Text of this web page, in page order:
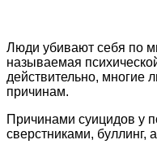
Люди убивают себя по
называемая
действительно,
причинам.
Причинами суицидов у
сверстниками, буллинг,